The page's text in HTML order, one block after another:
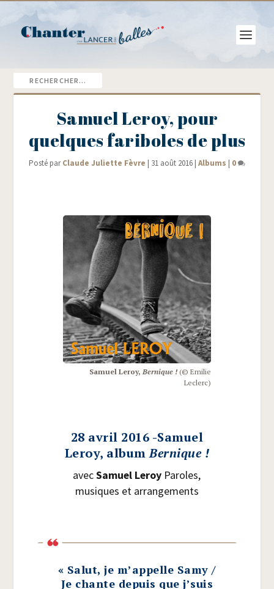
Samuel Leroy, pour
quelques fariboles de plus
Posté parClaude Juliette Fèvre | 31 août 2016 | Albums | 0
Samuel Leroy, Ber­nique !(© Emi­lie
Leclerc)
28 avril 2016 -Samuel
Leroy, albumBernique !
avecSamuel Leroy Paroles,
musiques et arrangements
« Salut, je m’appelle Samy /​
Je chante depuis que j’suis